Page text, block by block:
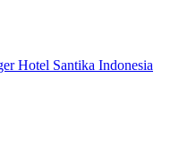
Hotel Santika Indonesia